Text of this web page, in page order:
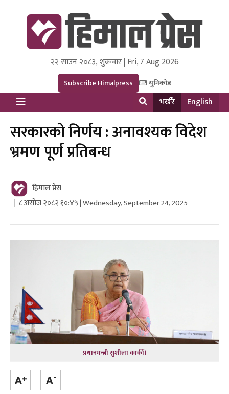
Himal Press
Dot NewsyNepal Media and Research Pvt Ltd.
२२ साउन २०८३, शुक्रबार | Fri, 7 Aug 2026
Subscribe Himalpress युनिकोड
भर्खरै English
सरकारको निर्णय : अनावश्यक विदेश
भ्रमण पूर्ण प्रतिबन्ध
हिमाल प्रेस
८ असोज २०८२ १०:४५ | Wednesday, September 24, 2025
प्रधानमन्त्री सुशीला कार्की।